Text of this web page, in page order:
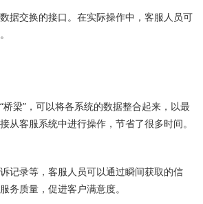
交换的接口。在实际操作中，客服人员可
梁”，可以将各系统的数据整合起来，以最
客服系统中进行操作，节省了很多时间。
录等，客服人员可以通过瞬间获取的信
务质量，促进客户满意度。